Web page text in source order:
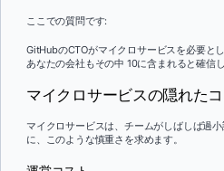
ここでの質問です:
GitHubのCTOがマイクロサービスを必要と
あなたの会社もその中 10に含まれると確信
マイクロサービスの隠れた
マイクロサービスは、チームがしばしば過
に、このような慎重さを求めます。